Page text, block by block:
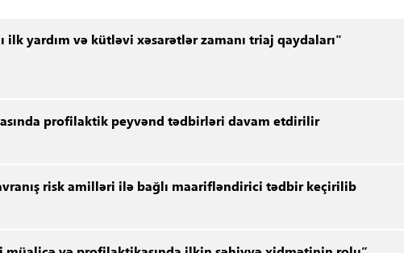
ilk yardım və kütləvi xəsarətlər zamanı triaj qaydaları"
profilaktik peyvənd tədbirləri davam etdirilir
risk amilləri ilə bağlı maarifləndirici tədbir keçirilib